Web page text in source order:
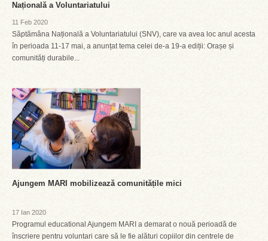
Națională a Voluntariatului
11 Feb 2020
Săptămâna Națională a Voluntariatului (SNV), care va avea loc anul acesta
în perioada 11-17 mai, a anunțat tema celei de-a 19-a ediții: Orașe și
comunități durabile...
Ajungem MARI mobilizează comunitățile mici
17 Ian 2020
Programul educational Ajungem MARI a demarat o nouă perioadă de
înscriere pentru voluntari care să le fie alături copiilor din centrele de